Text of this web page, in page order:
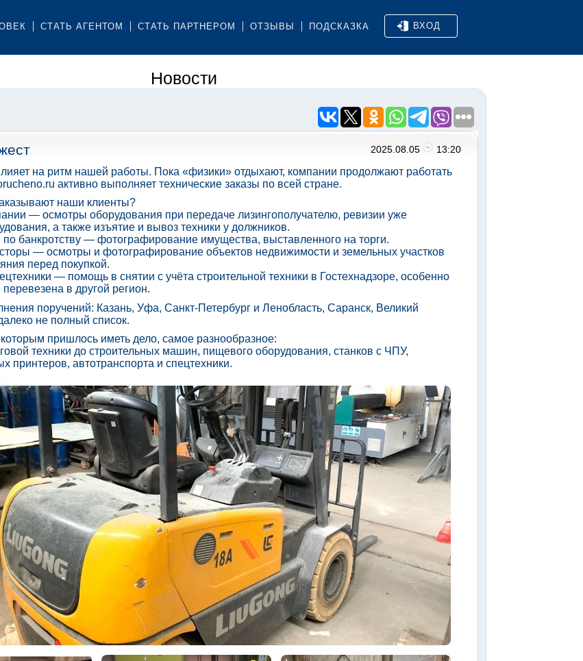
СТАТЬ АГЕНТОМ СТАТЬ ПАРТНЕРОМ ОТЗЫВЫ ПОДСКАЗКА ВХОД
Новости
2025.08.05 13:20
на ритм нашей работы. Пока «физики» отдыхают, компании продолжают работать
активно выполняет технические заказы по всей стране.
наши клиенты?
— осмотры оборудования при передаче лизингополучателю, ревизии уже
а также изъятие и вывоз техники у должников.
по банкротству — фотографирование имущества, выставленного на торги.
— осмотры и фотографирование объектов недвижимости и земельных участков
перед покупкой.
— помощь в снятии с учёта строительной техники в Гостехнадзоре, особенно
в другой регион.
поручений: Казань, Уфа, Санкт-Петербург и Ленобласть, Саранск, Великий
не полный список.
пришлось иметь дело, самое разнообразное:
техники до строительных машин, пищевого оборудования, станков с ЧПУ,
принтеров, автотранспорта и спецтехники.